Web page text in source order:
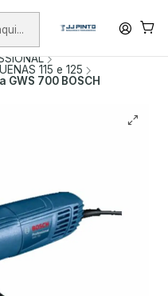
+75€ (excepto ilhas)
COM FIO
115 e 125
700 BOSCH